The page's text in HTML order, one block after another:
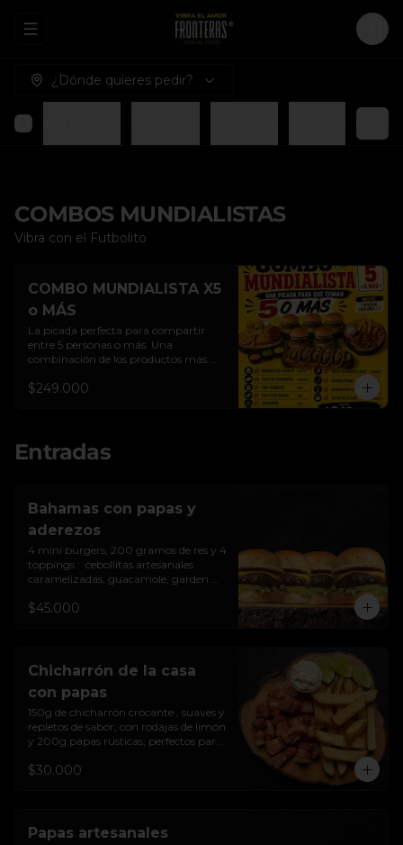
Abrir menu de navegación
¿Dónde quieres pedir?
COMBOS MUNDIALISTAS
Vibra con el Futbolito
COMBO MUNDIALISTA X5
o MÁS
La picada perfecta para compartir
entre 5 personas o más. Una
combinación de los productos más
para disfrutar partidos, reuniones y
5 Burgers con tocineta (150 g c/u)
5 Trozos de mazorca dulce
250 g de chicharrón crocante
1 Chorizo picado
400 g de papa francesa
300 g de papa extra gruesa
1 Coca-Cola 1.5 L
$249.000
Entradas
Bahamas con papas y
aderezos
4 mini burgers, 200 gramos de res y 4
toppings :  cebollitas artesanales
caramelizadas, guacamole, garden
de piñas y pimientos asados.
$45.000
Chicharrón de la casa
con papas
150g de chicharrón crocante , suaves y
repletos de sabor, con rodajas de limón
y 200g papas rusticas, perfectos para
$30.000
Papas artesanales